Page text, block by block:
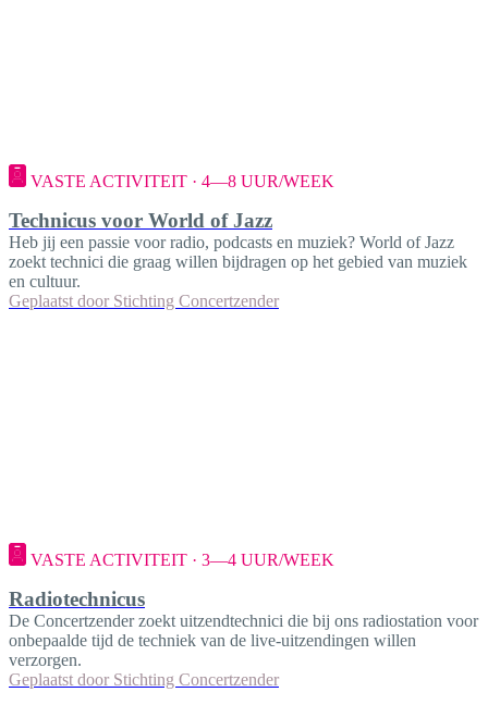
VASTE ACTIVITEIT · 4—8 UUR/WEEK
Technicus voor World of Jazz
Heb jij een passie voor radio, podcasts en muziek? World of Jazz
zoekt technici die graag willen bijdragen op het gebied van muziek
en cultuur.
Geplaatst door Stichting Concertzender
VASTE ACTIVITEIT · 3—4 UUR/WEEK
Radiotechnicus
De Concertzender zoekt uitzendtechnici die bij ons radiostation voor
onbepaalde tijd de techniek van de live-uitzendingen willen
verzorgen.
Geplaatst door Stichting Concertzender